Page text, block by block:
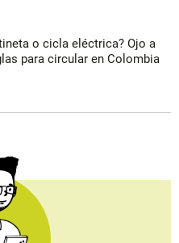
o cicla eléctrica? Ojo a
para circular en Colombia